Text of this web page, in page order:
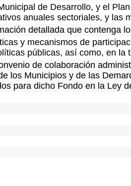
de Desarrollo, y el
anuales sectoriales, y las
detallada que contenga
y mecanismos de
públicas, así como, en
de colaboración
los Municipios y de las
para dicho Fondo en la Ley